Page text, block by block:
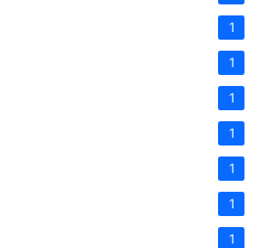
1
1
1
1
1
1
1